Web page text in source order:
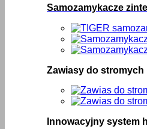
Samozamykacze
Zawiasy do stromych
Innowacyjny system